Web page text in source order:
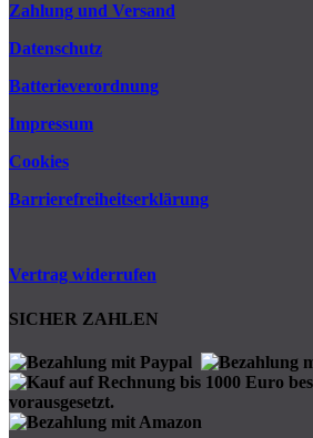
Zahlung und Versand
Datenschutz
Batterieverordnung
Impressum
Cookies
Barrierefreiheitserklärung
Vertrag widerrufen
SICHER ZAHLEN